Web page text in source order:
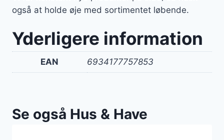
også at holde øje med sortimentet løbende.
Yderligere information
EAN 6934177757853
Se også Hus & Have